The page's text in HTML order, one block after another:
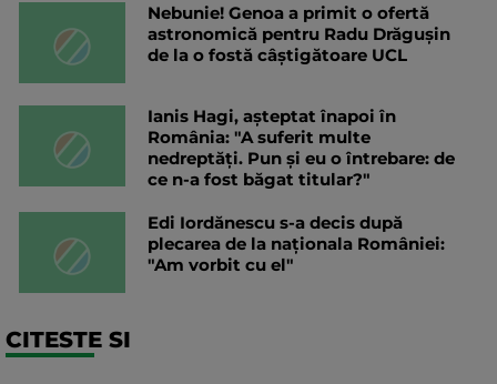
Nebunie! Genoa a primit o ofertă
astronomică pentru Radu Drăgușin
de la o fostă câștigătoare UCL
Ianis Hagi, așteptat înapoi în
România: "A suferit multe
nedreptăți. Pun și eu o întrebare: de
ce n-a fost băgat titular?"
Edi Iordănescu s-a decis după
plecarea de la naționala României:
"Am vorbit cu el"
CITESTE SI